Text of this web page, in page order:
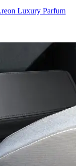
Luxury Parfum